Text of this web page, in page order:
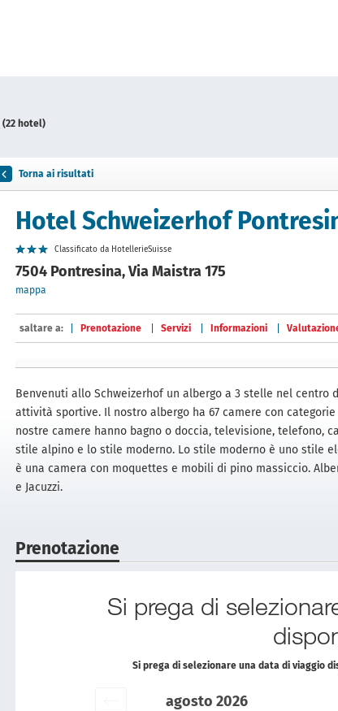
(22 hotel)
Torna ai risultati
Hotel Schweizerhof
Classificato da HotellerieSuisse
7504 Pontresina, Via Maistra 175
mappa
saltare a: Prenotazione Servizi Informazioni
Benvenuti allo Schweizerhof un albergo a 3 stelle nel
attività sportive. Il nostro albergo ha 67 camere con
nostre camere hanno bagno o doccia, televisione, telefono,
stile alpino e lo stile moderno. Lo stile moderno è uno stile
è una camera con moquettes e mobili di pino massiccio.
e Jacuzzi.
Prenotazione
Si prega di
Si prega di selezionare una data di viaggio
agosto 2026